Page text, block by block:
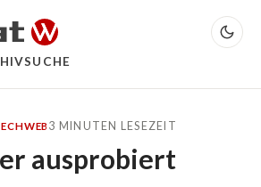
SUCHE
WEB3 MINUTEN LESEZEIT
ausprobiert